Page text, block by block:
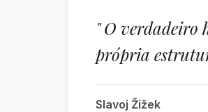
" O verdadeiro
própria
Slavoj Žižek